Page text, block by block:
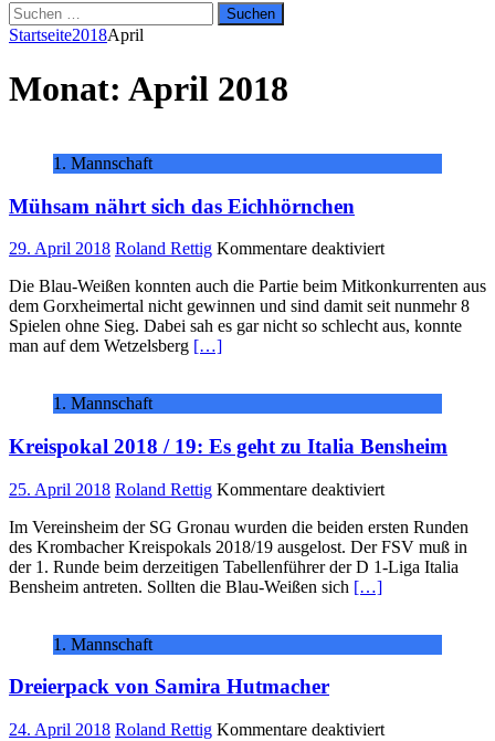
Suchen
nach:
Startseite2018April
Monat: April 2018
1. Mannschaft
Mühsam nährt sich das Eichhörnchen
29. April 2018 Roland Rettig Kommentare deaktiviertfür
nährt
sich
das
Die Blau-Weißen konnten auch die Partie beim Mitkonkurrenten aus
dem Gorxheimertal nicht gewinnen und sind damit seit nunmehr 8
Spielen ohne Sieg. Dabei sah es gar nicht so schlecht aus, konnte
man auf dem Wetzelsberg […]
1. Mannschaft
Kreispokal 2018 / 19: Es geht zu Italia Bensheim
25. April 2018 Roland Rettig Kommentare deaktiviertfür
2018
/
19:
Im Vereinsheim der SG Gronau wurden die beiden ersten Runden
des Krombacher Kreispokals 2018/19 ausgelost. Der FSV muß in
der 1. Runde beim derzeitigen Tabellenführer der D 1-Liga Italia
Bensheim antreten. Sollten die Blau-Weißen sich […]
1. Mannschaft
Dreierpack von Samira Hutmacher
24. April 2018 Roland Rettig Kommentare deaktiviertfür